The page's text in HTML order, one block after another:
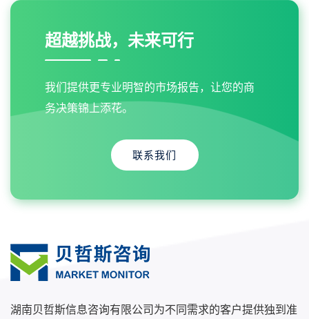
超越挑战，未来可行
我们提供更专业明智的市场报告，让您的商
务决策锦上添花。
联系我们
湖南贝哲斯信息咨询有限公司为不同需求的客户提供独到准